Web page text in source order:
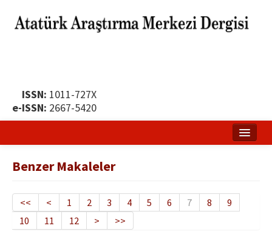
ISSN: 1011-727X
e-ISSN: 2667-5420
Yayın Politikası
Dergi Kurulları
Benzer Makaleler
<< < 1 2 3 4 5 6 7 8
9
10
11 12 > >>